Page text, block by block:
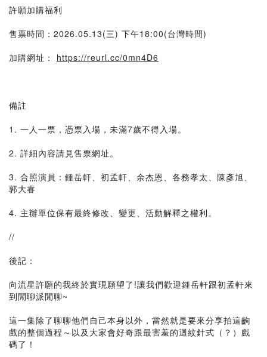
許願加購福利
售票時間：2026.05.13(三) 下午18:00(台灣時間)
加購網址： https://reurl.cc/0mn4D6
備註
1. 一人一票，憑票入場，未滿7歲不得入場。
2. 詳細內容請見售票網址。
3. 合照演員：鍾岳軒、初孟軒、余杰恩、各務孝太、陳彥旭、
郭大睿
4. 主辦單位保有最終修改、變更、活動解釋之權利。
//
後記：
向流星許願的我終於實現願望了!讓我們歡迎鍾岳軒跟初孟軒來
到閒聊派閒聊~
這一集除了聊聊他們自己本身以外，當然就是要來分享拍這齣
戲的整個過程～以及大家會好奇跟最害羞的迴紋針式（？）戲
碼了！